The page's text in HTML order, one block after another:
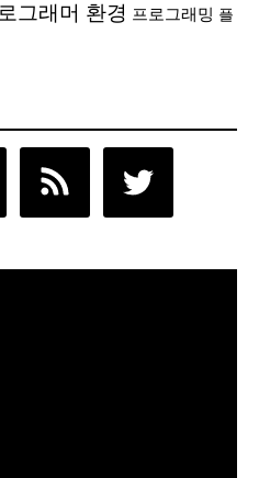
그래머 환경 프로그래밍 플